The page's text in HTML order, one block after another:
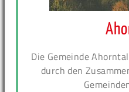
Die Gemeinde
durch den